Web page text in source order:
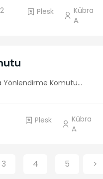
Plesk
Kübra
A.
Yönlendirme Komutu...
Plesk
Kübra
A.
3 4 5 >